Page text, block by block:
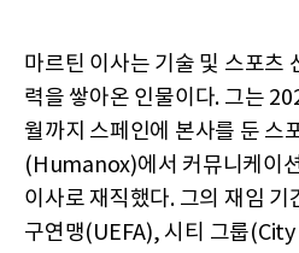
마르틴 이사는 기술 및 스포츠
력을 쌓아온 인물이다. 그는
월까지 스페인에 본사를 둔 스
(Humanox)에서 커뮤니케이
이사로 재직했다. 그의 재임
구연맹(UEFA), 시티 그룹